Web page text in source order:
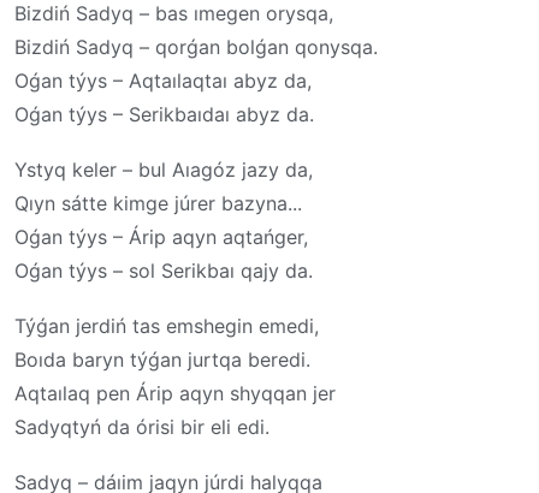
Bizdiń Sadyq – bas ımegen orysqa,
Bizdiń Sadyq – qorǵan bolǵan qonysqa.
Oǵan týys – Aqtaılaqtaı abyz da,
Oǵan týys – Serikbaıdaı abyz da.
Ystyq keler – bul Aıagóz jazy da,
Qıyn sátte kimge júrer bazyna...
Oǵan týys – Árip aqyn aqtańger,
Oǵan týys – sol Serikbaı qajy da.
Týǵan jerdiń tas emshegin emedi,
Boıda baryn týǵan jurtqa beredi.
Aqtaılaq pen Árip aqyn shyqqan jer
Sadyqtyń da órisi bir eli edi.
Sadyq – dáıim jaqyn júrdi halyqqa